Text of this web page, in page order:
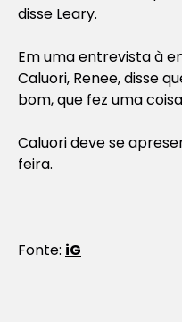
disse Leary.
Em uma entrevista à
Caluori, Renee, disse
bom, que fez uma
Caluori deve se
feira.
Fonte: iG